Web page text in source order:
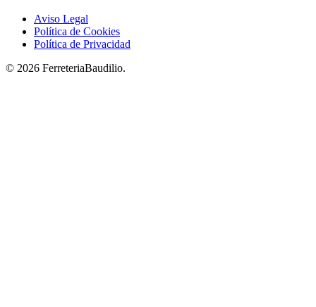
Aviso Legal
Política de Cookies
Política de Privacidad
© 2026 FerreteriaBaudilio.